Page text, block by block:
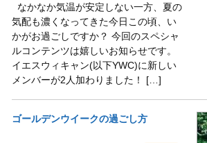
なかなか気温が安定しない一方、夏の
気配も濃くなってきた今日この頃、い
かがお過ごしですか？ 今回のスペシャ
ルコンテンツは嬉しいお知らせです。
イエスウィキャン(以下YWC)に新しい
メンバーが2人加わりました！ […]
ゴールデンウイークの過ごし方